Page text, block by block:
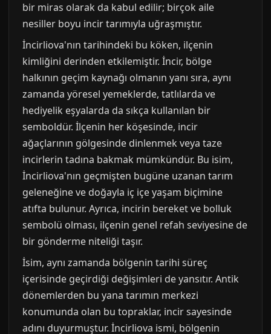
bir miras olarak da kabul edilir; birçok aile
nesiller boyu incir tarımıyla uğraşmıştır.
İncirliova'nın tarihindeki bu köken, ilçenin
kimliğini derinden etkilemiştir. İncir, bölge
halkının geçim kaynağı olmanın yanı sıra, aynı
zamanda yöresel yemeklerde, tatlılarda ve
hediyelik eşyalarda da sıkça kullanılan bir
semboldür. İlçenin her köşesinde, incir
ağaçlarının gölgesinde dinlenmek veya taze
incirlerin tadına bakmak mümkündür. Bu isim,
İncirliova'nın geçmişten bugüne uzanan tarım
geleneğine ve doğayla iç içe yaşam biçimine
atıfta bulunur. Ayrıca, incirin bereket ve bolluk
sembolü olması, ilçenin genel refah seviyesine de
bir gönderme niteliği taşır.
İsim, aynı zamanda bölgenin tarihi süreç
içerisinde geçirdiği değişimleri de yansıtır. Antik
dönemlerden bu yana tarımın merkezi
konumunda olan bu topraklar, incir sayesinde
adını duyurmuştur. İncirliova ismi, bölgenin